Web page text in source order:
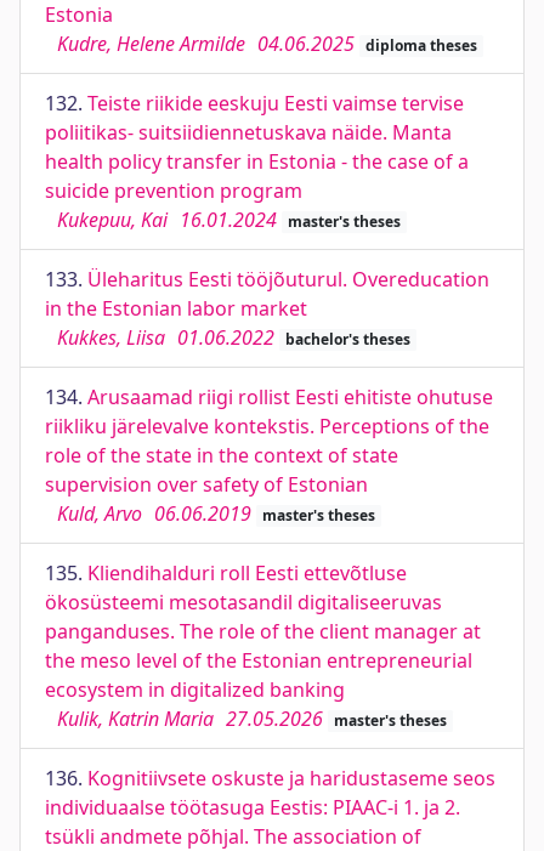
Estonia
Kudre, Helene Armilde 04.06.2025 diploma theses
132. Teiste riikide eeskuju Eesti vaimse tervise
poliitikas- suitsiidiennetuskava näide. Manta
health policy transfer in Estonia - the case of a
suicide prevention program
Kukepuu, Kai 16.01.2024 master's theses
133. Üleharitus Eesti tööjõuturul. Overeducation
in the Estonian labor market
Kukkes, Liisa 01.06.2022 bachelor's theses
134. Arusaamad riigi rollist Eesti ehitiste ohutuse
riikliku järelevalve kontekstis. Perceptions of the
role of the state in the context of state
supervision over safety of Estonian
Kuld, Arvo 06.06.2019 master's theses
135. Kliendihalduri roll Eesti ettevõtluse
ökosüsteemi mesotasandil digitaliseeruvas
panganduses. The role of the client manager at
the meso level of the Estonian entrepreneurial
ecosystem in digitalized banking
Kulik, Katrin Maria 27.05.2026 master's theses
136. Kognitiivsete oskuste ja haridustaseme seos
individuaalse töötasuga Eestis: PIAAC-i 1. ja 2.
tsükli andmete põhjal. The association of